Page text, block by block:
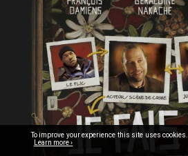
To improve your experience this site uses cookies.
Learn more ›